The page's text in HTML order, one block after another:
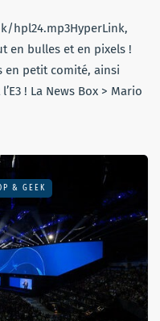
hpl24.mp3HyperLink,
en bulles et en pixels !
en petit comité, ainsi
! La News Box > Mario
& GEEK